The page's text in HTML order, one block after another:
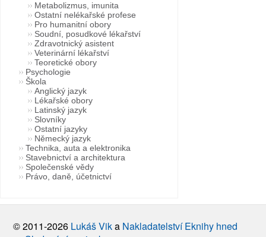
Metabolizmus, imunita
Ostatní nelékařské profese
Pro humanitní obory
Soudní, posudkové lékařství
Zdravotnický asistent
Veterinární lékařství
Teoretické obory
Psychologie
Škola
Anglický jazyk
Lékařské obory
Latinský jazyk
Slovníky
Ostatní jazyky
Německý jazyk
Technika, auta a elektronika
Stavebnictví a architektura
Společenské vědy
Právo, daně, účetnictví
© 2011-2026 Lukáš Vika Nakladatelství Eknihy hned